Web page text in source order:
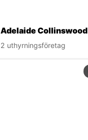
Adelaide Collinswood
2 uthyrningsföretag